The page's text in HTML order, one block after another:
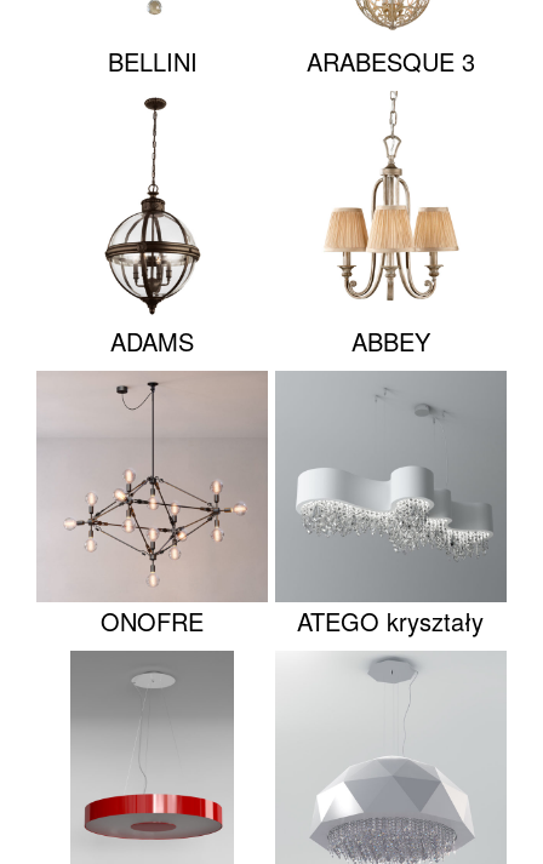
BELLINI ARABESQUE 3
ADAMS ABBEY
ONOFRE ATEGO kryształy